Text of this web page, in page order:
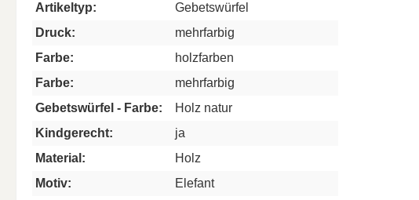
Artikeltyp:
Gebetswürfel
Druck:
mehrfarbig
Farbe:
holzfarben
Farbe:
mehrfarbig
Gebetswürfel - Farbe:
Holz natur
Kindgerecht:
ja
Material:
Holz
Motiv:
Elefant